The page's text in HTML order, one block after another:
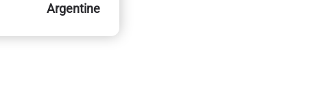
Argentine